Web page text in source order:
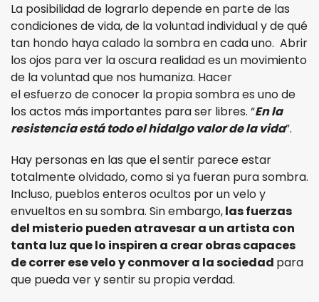
La posibilidad de lograrlo depende en parte de las
condiciones de vida, de la voluntad individual y de qué
tan hondo haya calado la sombra en cada uno. Abrir
los ojos para ver la oscura realidad es un movimiento
de la voluntad que nos humaniza. Hacer
el esfuerzo de conocer la propia sombra es uno de
los actos más importantes para ser libres. “En la
resistencia está todo el hidalgo valor de la vida”.
Hay personas en las que el sentir parece estar
totalmente olvidado, como si ya fueran pura sombra.
Incluso, pueblos enteros ocultos por un velo y
envueltos en su sombra. Sin embargo,las fuerzas
del misterio pueden atravesar a un artista con
tanta luz que lo inspiren a crear obras capaces
de correr ese velo y conmover a la sociedad para
que pueda ver y sentir su propia verdad.